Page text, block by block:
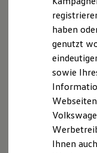
Elektro -
Reichweite
Förderung
Datenschutzerklärungen
Angaben zum Digital
Disclaimer von
haben
genutzt
sowie
Ihnen